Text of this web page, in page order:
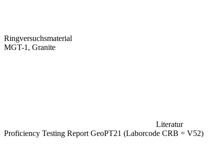
Ringversuchsmaterial
MGT-1, Granite
Literatur
Proficiency Testing Report GeoPT21 (Laborcode CRB = V52)